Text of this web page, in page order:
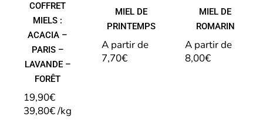
COFFRET
MIELS :
ACACIA –
PARIS –
LAVANDE –
FORÊT
19,90€
39,80€/kg
MIEL DE
PRINTEMPS
A partir de
7,70€
MIEL DE
ROMARIN
A partir de
8,00€